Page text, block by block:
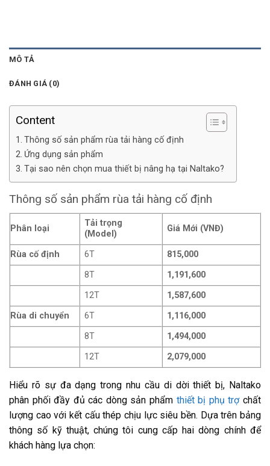
MÔ TẢ
ĐÁNH GIÁ (0)
Content
Thông số sản phẩm rùa tải hàng cố định
Ứng dụng sản phẩm
Tại sao nên chọn mua thiết bị nâng hạ tại Naltako?
Thông số sản phẩm rùa tải hàng cố định
Phân loại
Tải trọng
(Model)
Giá Mới (VNĐ)
Rùa cố định 6T
815,000
8T
1,191,600
12T
1,587,600
Rùa di chuyển
6T
1,116,000
8T
1,494,000
12T
2,079,000
Hiểu rõ sự đa dạng trong nhu cầu di dời thiết bị, Naltako
phân phối đầy đủ các dòng sản phẩm thiết bị phụ trợchất
lượng cao với kết cấu thép chịu lực siêu bền. Dựa trên bảng
thông số kỹ thuật, chúng tôi cung cấp hai dòng chính để
khách hàng lựa chọn: